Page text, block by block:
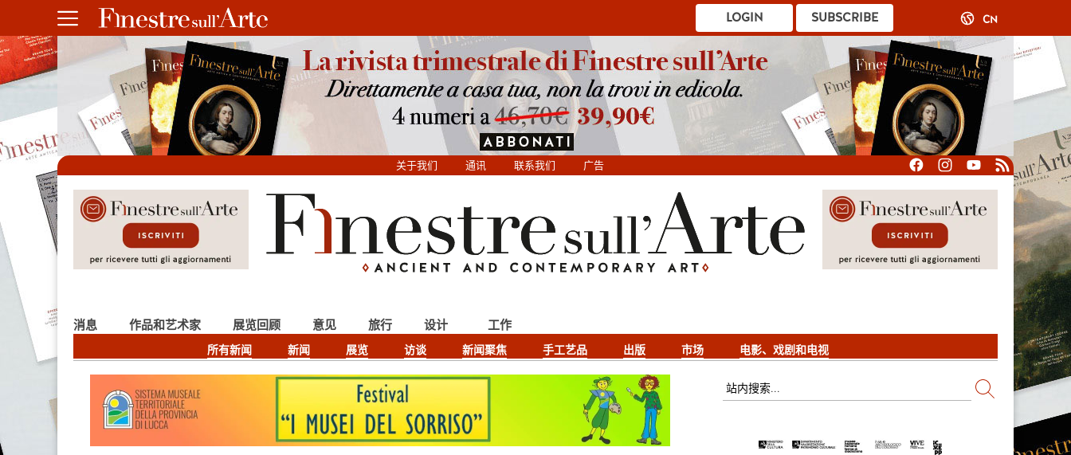
SUBSCRIBE
LOGIN CN
关于我们 通讯 联系我们 广告
消息
所有新闻 新闻 展览 访谈 新闻聚焦 手工艺品 出版 市场 电影、戏剧和电视
作品和艺术家 展览回顾 意见 旅行 设计 工作